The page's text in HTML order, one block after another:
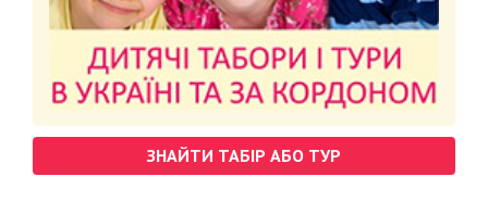
ЗНАЙТИ ТАБІР АБО ТУР